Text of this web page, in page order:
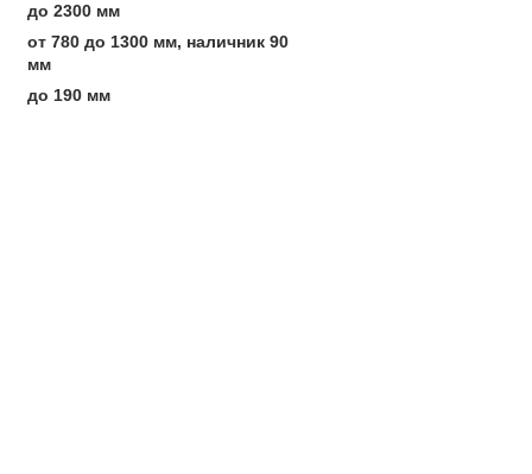
до 2300 мм
от 780 до 1300 мм, наличник 90
мм
до 190 мм